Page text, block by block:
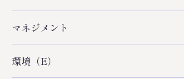
マネジメント
環境（E）